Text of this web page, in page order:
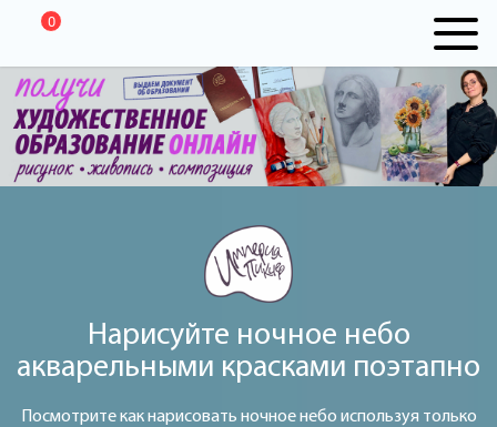
0
Нарисуйте ночное небо
акварельными красками поэтапно
Посмотрите как нарисовать ночное небо используя только